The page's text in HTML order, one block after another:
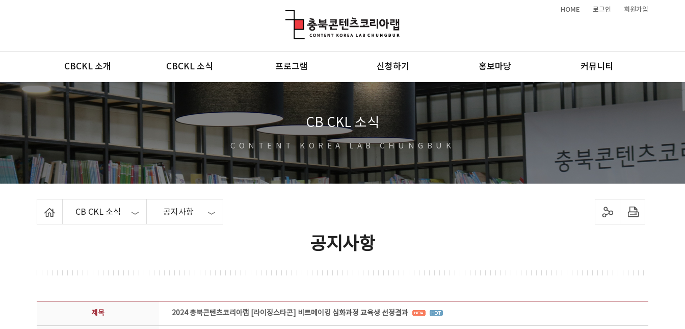
HOME 로그인 회원가입
메뉴
CBCKL 소개 CBCKL 소식 프로그램 신청하기 홍보마당 커뮤니티
CB CKL 소식
CONTENT KOREA LAB CHUNGBUK
CB CKL 소식 공지사항 sns 공유하기 프린트하기
공지사항
공지사항 상세보기 - 제목, 담당부서, 담당자, 담당연락처, 내용, 첨부파일 정보 제공
제목 2024 충북콘텐츠코리아랩 [라이징스타콘] 비트메이킹 심화과정 교육생 선정결과